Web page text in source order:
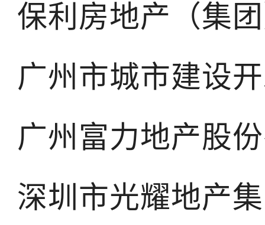
保利房地产（集
广州市城市建设
广州富力地产股
深圳市光耀地产